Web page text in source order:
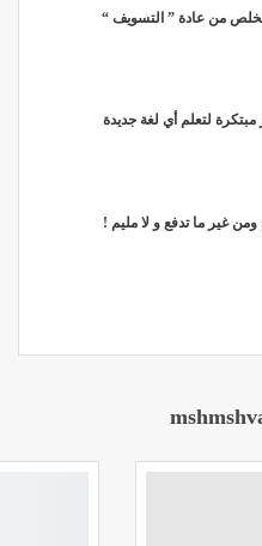
ومن غير ما تدفع و لا مليم !